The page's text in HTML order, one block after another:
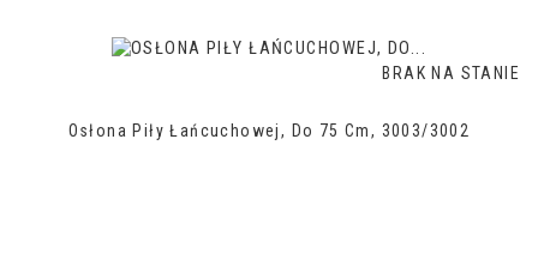
BRAK NA STANIE
Osłona Piły Łańcuchowej, Do 75 Cm, 3003/3002